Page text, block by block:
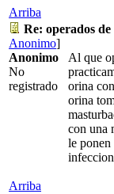
Arriba
Re: operados
Anonimo]
Anonimo
No
registrado
Al que
orina
orina
con una
le ponen
Arriba